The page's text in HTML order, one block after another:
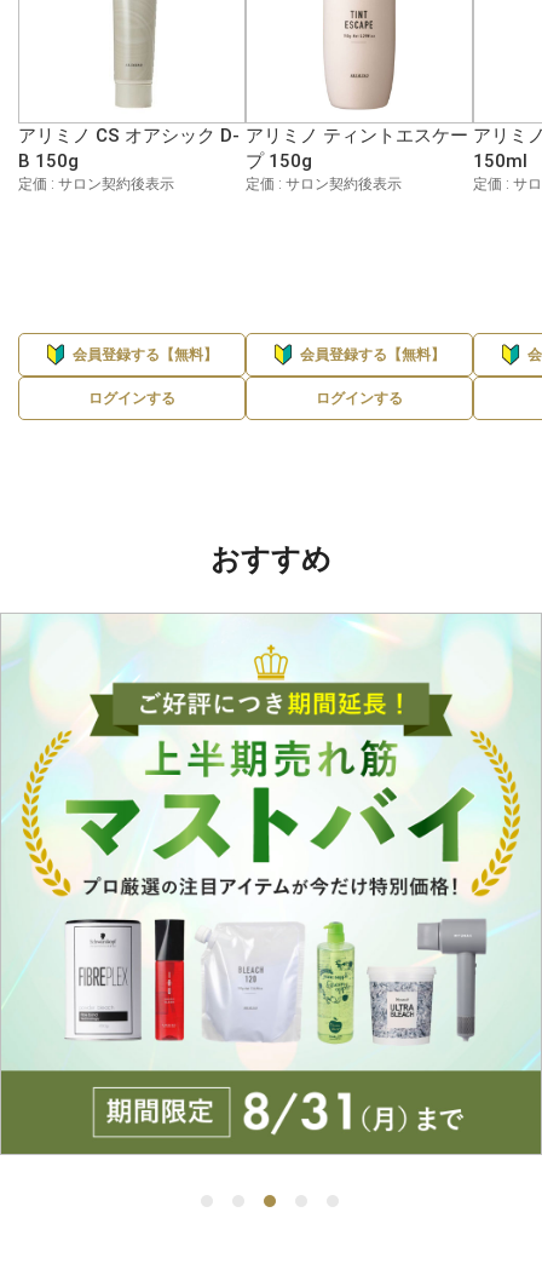
アリミノ CS オアシック D-
B 150g
定価 : サロン契約後表示
会員登録する【無料】
ログインする
アリミノ ティントエスケー
プ 150g
定価 : サロン契約後表示
会員登録する【無料】
ログインする
アリミ
150ml
定価 : サ
おすすめ